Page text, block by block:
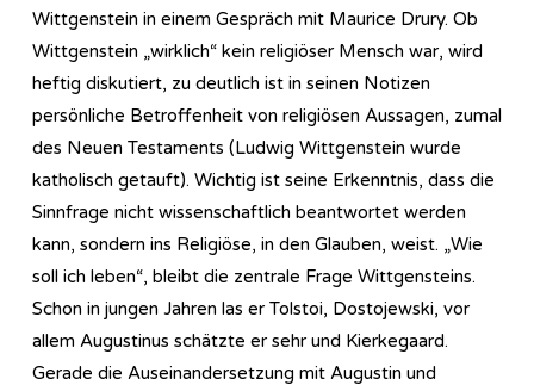
Wittgenstein in einem Gespräch mit Maurice Drury. Ob
Wittgenstein „wirklich“ kein religiöser Mensch war, wird
heftig diskutiert, zu deutlich ist in seinen Notizen
persönliche Betroffenheit von religiösen Aussagen, zumal
des Neuen Testaments (Ludwig Wittgenstein wurde
katholisch getauft). Wichtig ist seine Erkenntnis, dass die
Sinnfrage nicht wissenschaftlich beantwortet werden
kann, sondern ins Religiöse, in den Glauben, weist. „Wie
soll ich leben“, bleibt die zentrale Frage Wittgensteins.
Schon in jungen Jahren las er Tolstoi, Dostojewski, vor
allem Augustinus schätzte er sehr und Kierkegaard.
Gerade die Auseinandersetzung mit Augustin und